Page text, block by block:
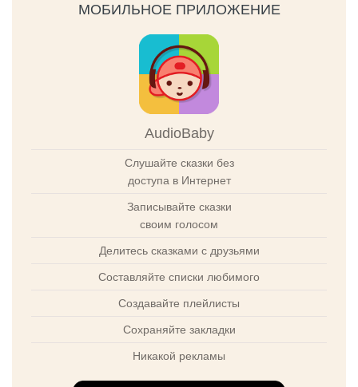
МОБИЛЬНОЕ ПРИЛОЖЕНИЕ
AudioBaby
Слушайте сказки без
доступа в Интернет
Записывайте сказки
своим голосом
Делитесь сказками с друзьями
Составляйте списки любимого
Создавайте плейлисты
Сохраняйте закладки
Никакой рекламы